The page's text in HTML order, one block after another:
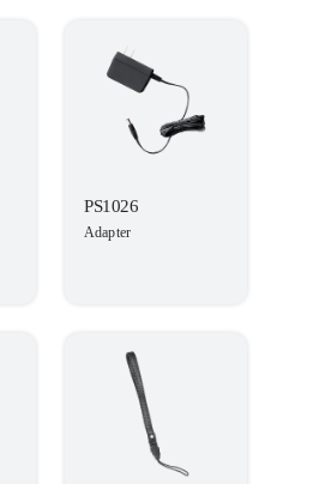
PS1026
Adapter